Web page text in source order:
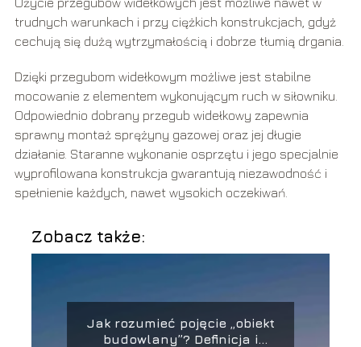
trudnych warunkach i przy ciężkich konstrukcjach, gdyż
cechują się dużą wytrzymałością i dobrze tłumią drgania.
Dzięki przegubom widełkowym możliwe jest stabilne
mocowanie z elementem wykonującym ruch w siłowniku.
Odpowiednio dobrany przegub widełkowy zapewnia
sprawny montaż sprężyny gazowej oraz jej długie
działanie. Staranne wykonanie osprzętu i jego specjalnie
wyprofilowana konstrukcja gwarantują niezawodność i
spełnienie każdych, nawet wysokich oczekiwań.
Zobacz także:
Jak rozumieć pojęcie „obiekt
budowlany”? Definicja i